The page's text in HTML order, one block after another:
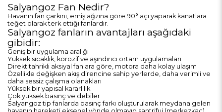
Salyangoz Fan Nedir?
Havanın fan çarkını, emiş ağzına göre 90° açı yaparak kanatlara
teğet olarak terk ettiği fanlardır.
Salyangoz fanların avantajları aşağıdaki
gibidir:
Geniş bir uygulama aralığı
Yüksek sıcaklık, korozif ve aşındırıcı ortam uygulamaları
Direkt tahrikli aksiyal fanlara göre, motora daha kolay ulaşım
Özellikle değişken akış direncine sahip yerlerde, daha verimli ve
daha sessiz çalışma olanakları
Yüksek bir yapısal kararlılık
Çok yüksek basınç ve debiler
Salyangoz tip fanlarda basınç farkı oluşturularak meydana gelen